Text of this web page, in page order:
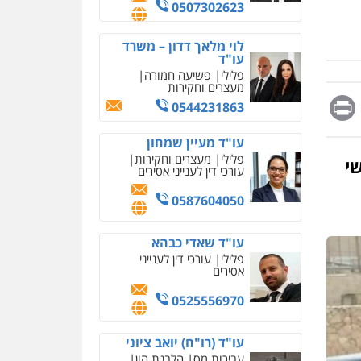
Message
Print
40 חודשי
0507302623
לוי מלאך דדון – משרד
עו"ד
פלילי פשיעה חמורה
מעצרים וחקירות
0544231863
עו"ד מעיין שמחון
פלילי מעצרים וחקירות
עורכי דין לענייני אסירים
0587604050
עו"ד שאדי כבהא
פלילי עורכי דין לענייני
אסירים
0525556970
עו"ד (רו"ח) יואב ציוני
מחיקת כתבות מגוגל
ודחיקת אזכורים שליליים
שירותים מקצועיים לעורכי
דין
0522508109
אחסון אתרים
מהירות הגנה גיבוי
תמיכה שירותים מקצועיים
לעורכי דין
מרכז התחלה חדשה
אסירים עבירות מין
שירותים מקצועיים לעורכי
דין
0544500346
מאיה בלום, עו"ס,
טיפול ושיקום
טיפול בהתמכרויות
שירותים מקצועיים לעורכי
דין
איומים כתובים
תושב סכנין חשוד ששלח הודעות